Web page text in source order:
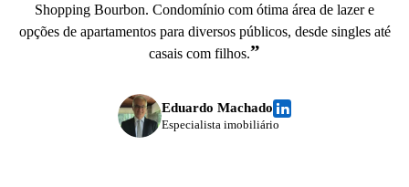
Shopping Bourbon. Condomínio com ótima área de lazer e
opções de apartamentos para diversos públicos, desde singles até
casais com filhos.”
Eduardo Machado
Especialista imobiliário